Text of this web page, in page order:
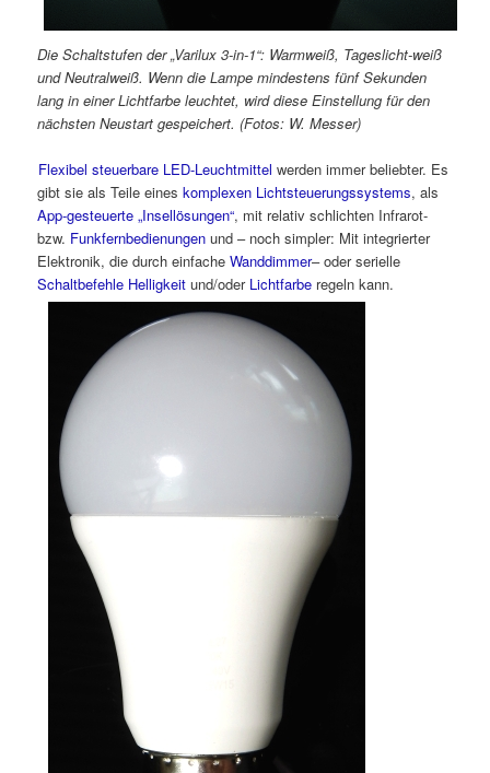
Die Schaltstufen der „Varilux 3-in-1“: Warmweiß, Tageslicht-weiß
und Neutralweiß. Wenn die Lampe mindestens fünf Sekunden
lang in einer Lichtfarbe leuchtet, wird diese Einstellung für den
nächsten Neustart gespeichert. (Fotos: W. Messer)
Flexibel steuerbare LED-Leuchtmittel werden immer beliebter. Es
gibt sie als Teile eineskomplexen Lichtsteuerungssystems, als
App-gesteuerte „Insellösungen“, mit relativ schlichten Infrarot-
bzw. Funkfernbedienungen und – noch simpler: Mit integrierter
Elektronik, die durch einfacheWanddimmer– oder serielle
Schaltbefehle Helligkeit und/oder Lichtfarbe regeln kann.